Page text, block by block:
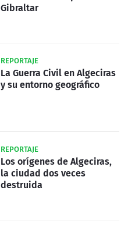
Gibraltar
REPORTAJE
La Guerra Civil en Algeciras
y su entorno geográfico
REPORTAJE
Los orígenes de Algeciras,
la ciudad dos veces
destruida